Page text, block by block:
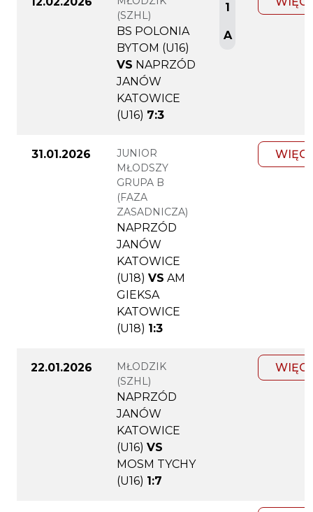
(SZHL)
BS POLONIA
BYTOM (U16)
VS NAPRZÓD
JANÓW
KATOWICE
(U16) 7:3
1
A
31.01.2026
JUNIOR
MŁODSZY
GRUPA B
(FAZA
ZASADNICZA)
NAPRZÓD
JANÓW
KATOWICE
(U18) VS AM
GIEKSA
KATOWICE
(U18) 1:3
22.01.2026
MŁODZIK
(SZHL)
NAPRZÓD
JANÓW
KATOWICE
(U16) VS
MOSM TYCHY
(U16) 1:7